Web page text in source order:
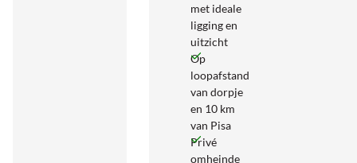
met ideale
ligging en
uitzicht
Op
loopafstand
van dorpje
en 10 km
van Pisa
Privé
omheinde